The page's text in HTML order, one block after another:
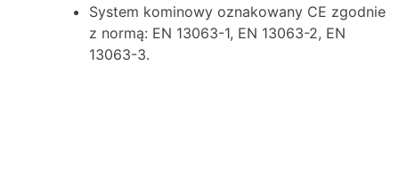
System kominowy oznakowany CE zgodnie
z normą: EN 13063-1, EN 13063-2, EN
13063-3.